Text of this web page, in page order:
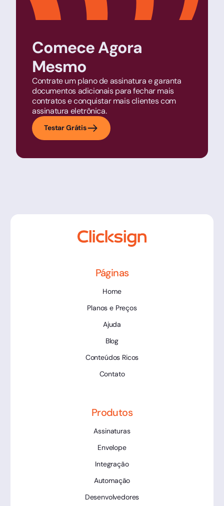
Comece Agora
Mesmo
Contrate um plano de assinatura e garanta
documentos adicionais para fechar mais
contratos e conquistar mais clientes com
assinatura eletrônica.
Testar Grátis
Páginas
Home
Planos e Preços
Ajuda
Blog
Conteúdos Ricos
Contato
Produtos
Assinaturas
Envelope
Integração
Automação
Desenvolvedores